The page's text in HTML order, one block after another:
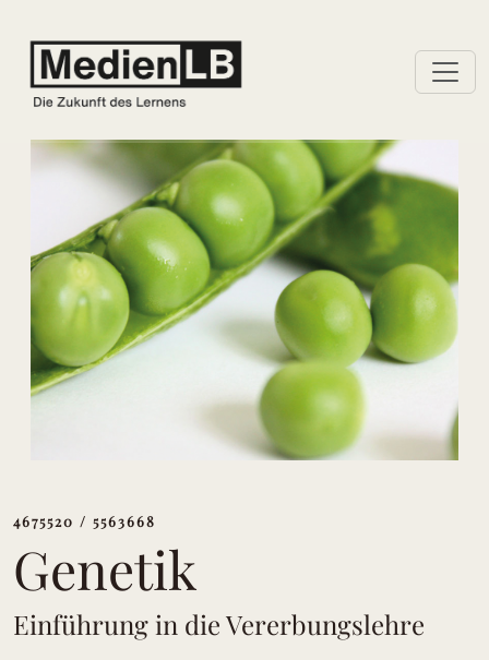
4675520 / 5563668
Genetik
Einführung in die Vererbungslehre